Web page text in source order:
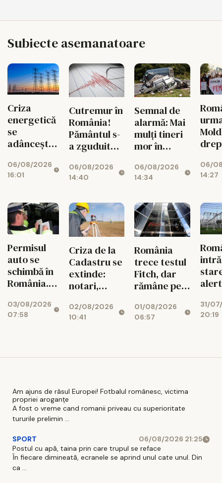
Subiecte asemanatoare
Criza
energetică
se
adâncește.
mari pot
rămâne
energie în
orele de
vârf
06/08/2026
16:01
Cutremur în
România!
Pământul s-
a zguduit
zona
seismică
06/08/2026
14:40
Semnal de
alarmă: Mai
mulți tineri
mor în
rutiere
decât din
tuberculozei
și a
drogurilor
06/08/2026
14:34
06/
14:27
Permisul
auto se
schimbă în
România.
noi îi
așteaptă
intra în
03/08/2026
07:58
Criza de la
Cadastru se
extinde:
notari,
și bănci,
afectați de
02/08/2026
10:41
România
trece testul
Fitch, dar
rămâne pe
prăpastiei
financiare
01/08/2026
06:57
31/
20:19
Am ajuns de râsul Europei! Fotbalul românesc, victima
propriei aroganțe
A fost o vreme cand romanii priveau cu superioritate
tururile prelimin ...
SPORT
06/08/2026 21:25
Postul cu apă, taina prin care trupul se reface
În fiecare dimineată, ecranele se aprind unul cate unul. Din
ca ...